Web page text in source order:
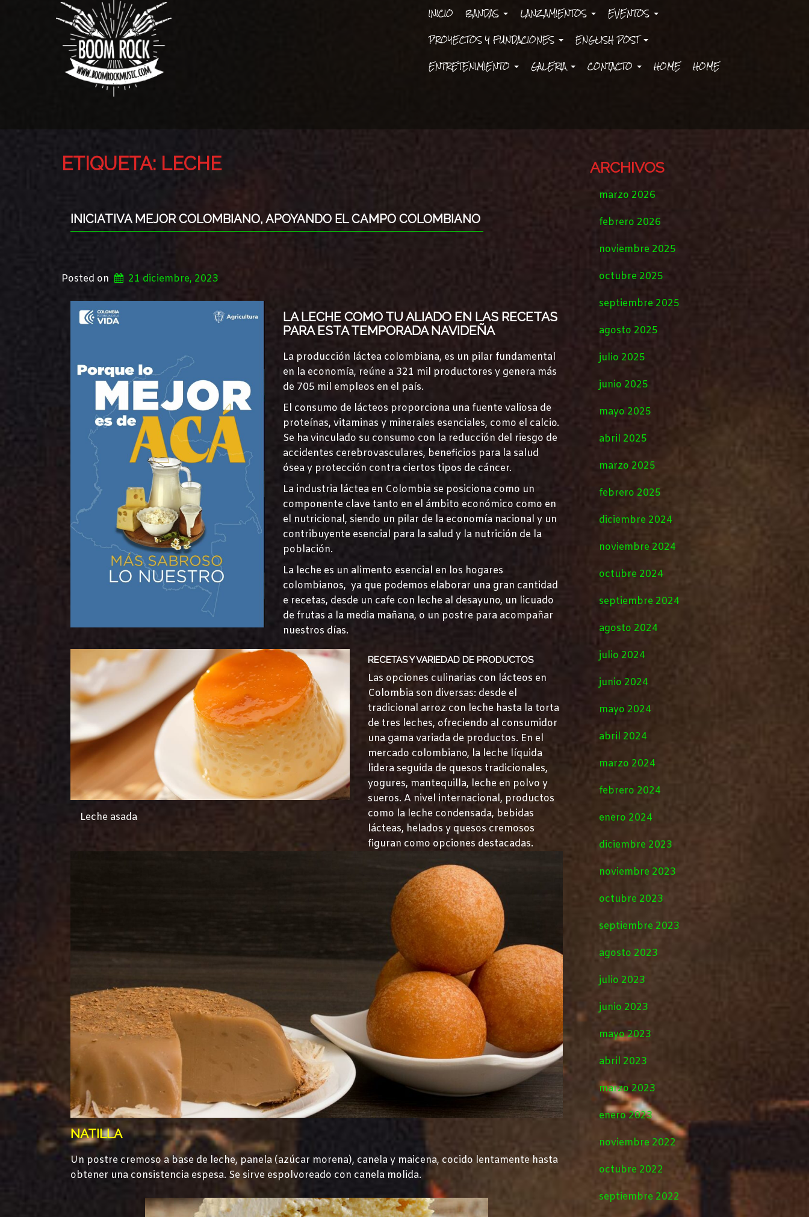
INICIO BANDAS LANZAMIENTOS
EVENTOS
PROYECTOS Y FUNDACIONES
ENGLISH POST
ENTRETENIMIENTO
GALERIA CONTACTO HOME HOME
ETIQUETA: LECHE
INICIATIVA MEJOR COLOMBIANO, APOYANDO EL CAMPO COLOMBIANO
Posted on 21 diciembre, 2023
LA LECHE COMO TU ALIADO EN LAS RECETAS
PARA ESTA TEMPORADA NAVIDEÑA
La producción láctea colombiana, es un pilar fundamental
en la economía, reúne a 321 mil productores y genera más
de 705 mil empleos en el país.
El consumo de lácteos proporciona una fuente valiosa de
proteínas, vitaminas y minerales esenciales, como el calcio.
Se ha vinculado su consumo con la reducción del riesgo de
accidentes cerebrovasculares, beneficios para la salud
ósea y protección contra ciertos tipos de cáncer.
La industria láctea en Colombia se posiciona como un
componente clave tanto en el ámbito económico como en
el nutricional, siendo un pilar de la economía nacional y un
contribuyente esencial para la salud y la nutrición de la
población.
La leche es un alimento esencial en los hogares
colombianos, ya que podemos elaborar una gran cantidad
e recetas, desde un cafe con leche al desayuno, un licuado
de frutas a la media mañana, o un postre para acompañar
nuestros días.
Leche asada
RECETAS Y VARIEDAD DE PRODUCTOS
Las opciones culinarias con lácteos en
Colombia son diversas: desde el
tradicional arroz con leche hasta la torta
de tres leches, ofreciendo al consumidor
una gama variada de productos. En el
mercado colombiano, la leche líquida
lidera seguida de quesos tradicionales,
yogures, mantequilla, leche en polvo y
sueros. A nivel internacional, productos
como la leche condensada, bebidas
lácteas, helados y quesos cremosos
figuran como opciones destacadas.
NATILLA
Un postre cremoso a base de leche, panela (azúcar morena), canela y maicena, cocido lentamente hasta
obtener una consistencia espesa. Se sirve espolvoreado con canela molida.
ARCHIVOS
marzo 2026
febrero 2026
noviembre 2025
octubre 2025
septiembre 2025
agosto 2025
julio 2025
junio 2025
mayo 2025
abril 2025
marzo 2025
febrero 2025
diciembre 2024
noviembre 2024
octubre 2024
septiembre 2024
agosto 2024
julio 2024
junio 2024
mayo 2024
abril 2024
marzo 2024
febrero 2024
enero 2024
diciembre 2023
noviembre 2023
octubre 2023
septiembre 2023
agosto 2023
julio 2023
junio 2023
mayo 2023
abril 2023
marzo 2023
enero 2023
noviembre 2022
octubre 2022
septiembre 2022